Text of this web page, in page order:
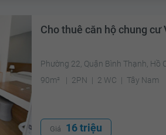
Cho thuê căn hộ chung
Phường 22, Quận Bình Thạnh, Hồ
90m²
2PN 2 WC Tây Nam
Giá 16 triệu